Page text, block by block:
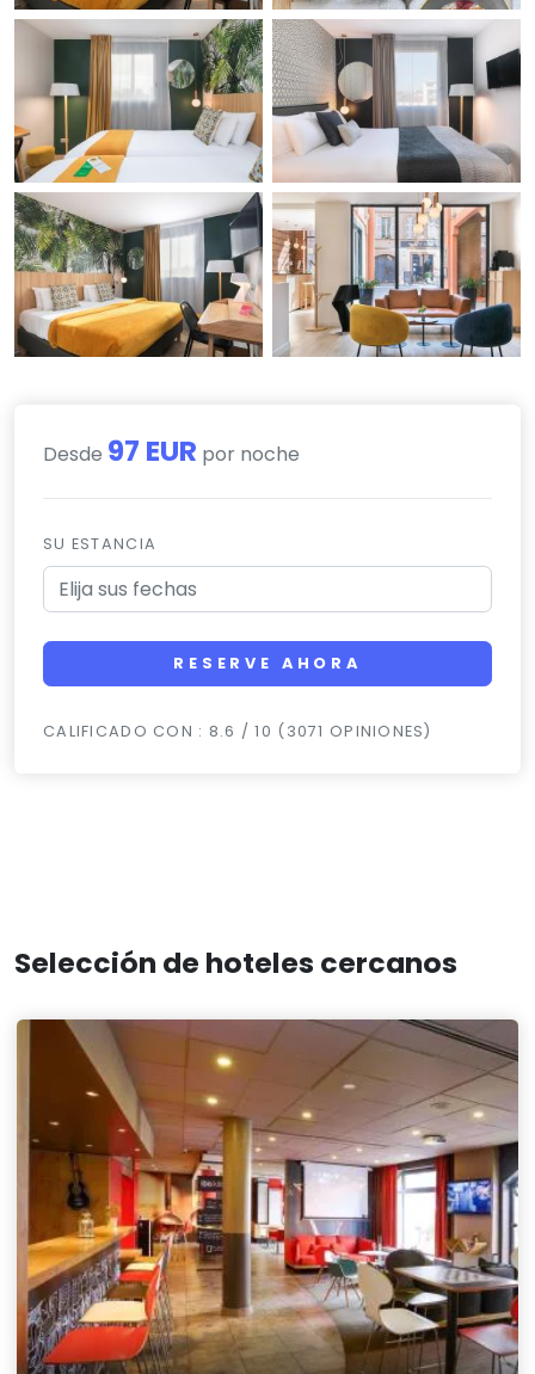
Desde 97 EUR por noche
SU ESTANCIA
RESERVE AHORA
CALIFICADO CON : 8.6 / 10 (3071 OPINIONES)
Selección de hoteles cercanos